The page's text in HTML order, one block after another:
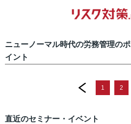
ニューノーマル時代の労務管理のポ
イント
prev
1 2
直近のセミナー・イベント